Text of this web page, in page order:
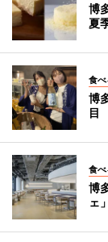
博
夏
食べ
博
目
食べ
博
ェ